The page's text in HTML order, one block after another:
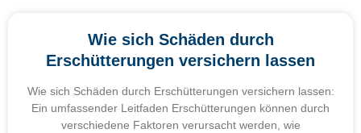
Wie sich Schäden durch
Erschütterungen versichern lassen
Wie sich Schäden durch Erschütterungen versichern lassen:
Ein umfassender Leitfaden Erschütterungen können durch
verschiedene Faktoren verursacht werden, wie